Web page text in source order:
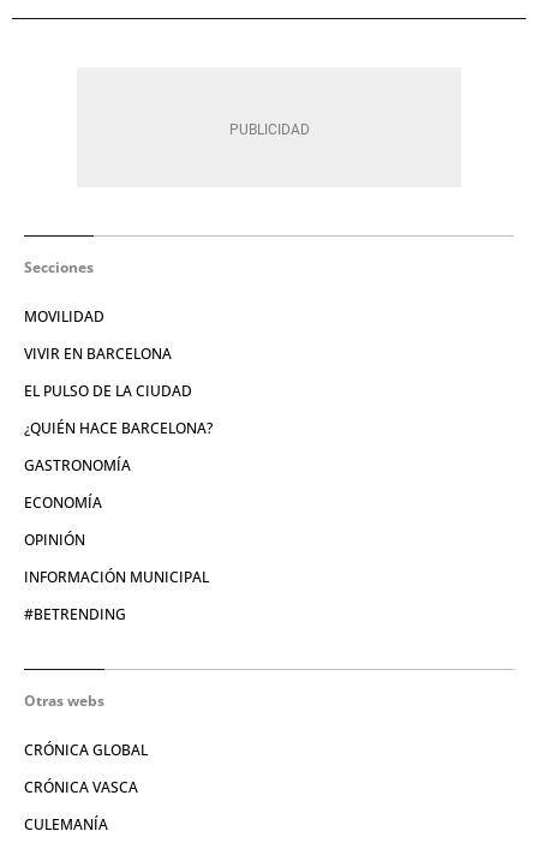
Secciones
MOVILIDAD
VIVIR EN BARCELONA
EL PULSO DE LA CIUDAD
¿QUIÉN HACE BARCELONA?
GASTRONOMÍA
ECONOMÍA
OPINIÓN
INFORMACIÓN MUNICIPAL
#BETRENDING
Otras webs
CRÓNICA GLOBAL
CRÓNICA VASCA
CULEMANÍA